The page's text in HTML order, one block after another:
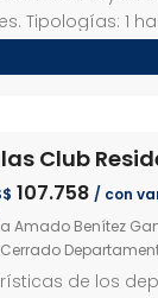
Tipologías: 1
Club
107.758 / con
Amado Benítez
de los